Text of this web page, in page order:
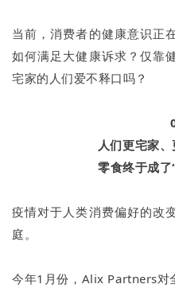
当前，消费者的健康意识正
如何满足大健康诉求？仅靠
宅家的人们爱不释口吗？
人们更宅家、
零食终于成
疫情对于人类消费偏好的改
庭。
今年1月份，Alix Partners对